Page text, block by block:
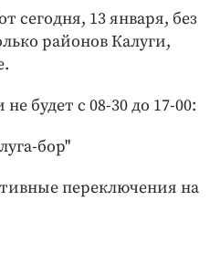
сегодня, 13 января, без
районов Калуги,
будет с 08-30 до 17-00:
бор"
переключения на